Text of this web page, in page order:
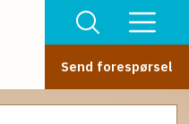
Send forespørsel